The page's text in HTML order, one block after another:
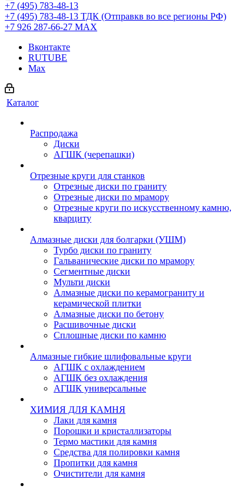
+7 (495) 783-48-13
+7 (495) 783-48-13 ТДК (Отправкв во все регионы РФ)
+7 926 287-66-27 МАХ
Вконтакте
RUTUBE
Max
Каталог
Распродажа
Диски
АГШК (черепашки)
Отрезные круги для станков
Отрезные диски по граниту
Отрезные диски по мрамору
Отрезные круги по искусственному камню,
кварциту
Алмазные диски для болгарки (УШМ)
Турбо диски по граниту
Гальванические диски по мрамору
Сегментные диски
Мульти диски
Алмазные диски по керамограниту и
керамической плитки
Алмазные диски по бетону
Расшивочные диски
Сплошные диски по камню
Алмазные гибкие шлифовальные круги
АГШК с охлаждением
АГШК без охлаждения
АГШК универсальные
ХИМИЯ ДЛЯ КАМНЯ
Лаки для камня
Порошки и кристаллизаторы
Термо мастики для камня
Средства для полировки камня
Пропитки для камня
Очистители для камня